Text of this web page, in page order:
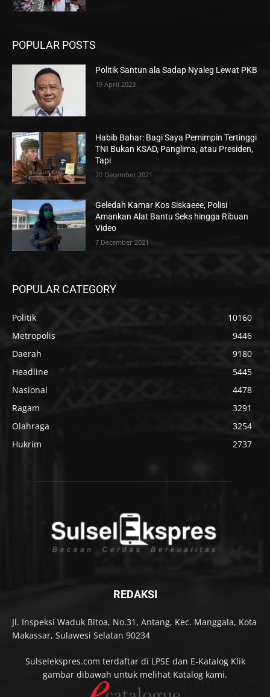
POPULAR POSTS
Politik Santun ala Sadap Nyaleg Lewat PKB
19 April 2023
Habib Bahar: Bagi Saya Pemimpin Tertinggi
TNI Bukan KSAD, Panglima, atau Presiden,
Tapi
20 December 2021
Geledah Kamar Kos Siskaeee, Polisi
Amankan Alat Bantu Seks hingga Ribuan
Video
7 December 2021
POPULAR CATEGORY
Politik
10160
Metropolis
9446
Daerah
9180
Headline
5445
Nasional
4478
Ragam
3291
Olahraga
3254
Hukrim
2737
REDAKSI
Jl. Inspeksi Waduk Bitoa, No.31, Antang, Kec. Manggala, Kota
Makassar, Sulawesi Selatan 90234
Sulselekspres.com terdaftar di LPSE dan E-Katalog Klik
gambar dibawah untuk melihat Katalog kami.